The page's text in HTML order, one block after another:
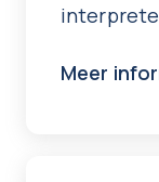
Meer